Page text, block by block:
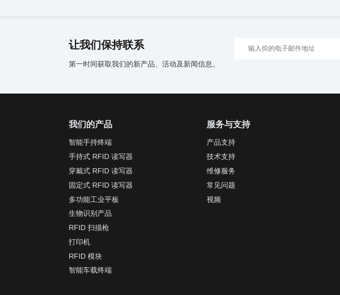
让我们保持联系
第一时间获取我们的新产品、活动及新闻信息。
我们的产品
智能手持终端
手持式 RFID 读写器
穿戴式 RFID 读写器
固定式 RFID 读写器
多功能工业平板
生物识别产品
RFID 扫描枪
打印机
RFID 模块
智能车载终端
服务与支持
产品支持
技术支持
维修服务
常见问题
视频